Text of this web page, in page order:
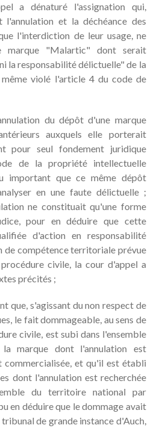
a dénaturé l'assignation qui,
l'annulation et la déchéance des
l'interdiction de leur usage, ne
marque "Malartic" dont serait
la responsabilité délictuelle" de la
violé l'article 4 du code de
du dépôt d'une marque
auxquels elle porterait
pour seul fondement juridique
de la propriété intellectuelle
important que ce même dépôt
en une faute délictuelle ;
ne constituait qu'une forme
pour en déduire que cette
d'action en responsabilité
compétence territoriale prévue
civile, la cour d'appel a
précités ;
que, s'agissant du non respect de
le fait dommageable, au sens de
civile, est subi dans l'ensemble
marque dont l'annulation est
commercialisée, et qu'il est établi
dont l'annulation est recherchée
du territoire national par
en déduire que le dommage avait
de grande instance d'Auch,